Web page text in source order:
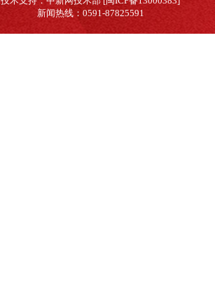
新闻热线：0591-87825591